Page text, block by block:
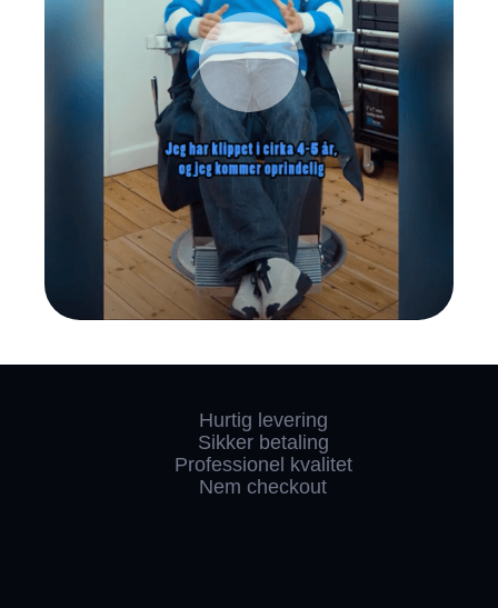
Hurtig levering
Sikker betaling
Professionel kvalitet
Nem checkout